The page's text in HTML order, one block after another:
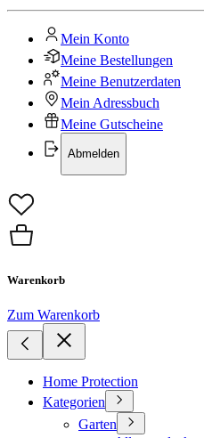
Mein Konto
Meine Bestellungen
Meine Benutzerdaten
Mein Adressbuch
Meine Gutscheine
Abmelden
Warenkorb
Zum Warenkorb
Home Protection
Kategorien
Garten